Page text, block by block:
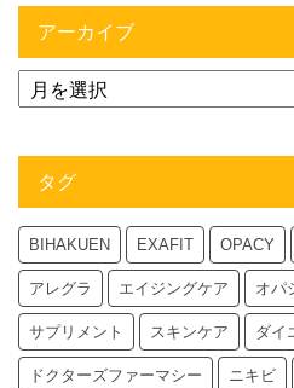
アーカイブ
タグ
BIHAKUEN EXAFIT OPACY
アレグラ エイジングケア オパ
サプリメント スキンケア ダイ
ドクターズファーマシー ニキビ